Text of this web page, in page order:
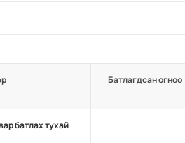
Батлагдсан огноо
батлах тухай